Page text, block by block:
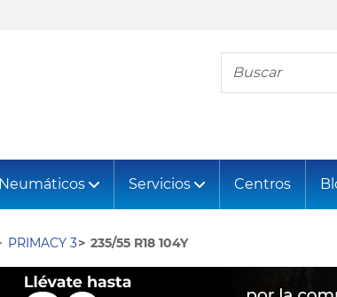
Busca tu
Neumáticos Servicios Centros
PRIMACY 3 235/55 R18 104Y